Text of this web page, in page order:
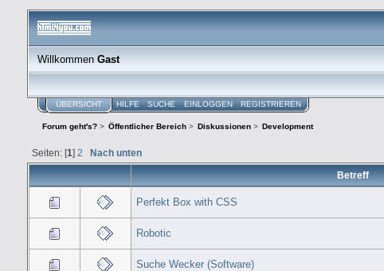
WillkommenGast
ÜBERSICHT HILFE SUCHE EINLOGGEN REGISTRIEREN
Forum geht's?> Öffentlicher Bereich > Diskussionen > Development
Seiten: [1] 2 Nach unten
Betreff
Perfekt Box with CSS
Robotic
Suche Wecker (Software)